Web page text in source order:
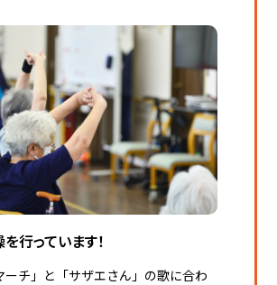
行っています！
ーチ」と「サザエさん」の歌に合わ